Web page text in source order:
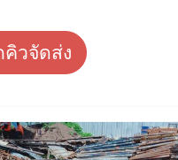
คิวจัดส่ง